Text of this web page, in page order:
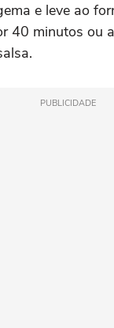
e leve ao
40 minutos ou
PUBLICIDADE